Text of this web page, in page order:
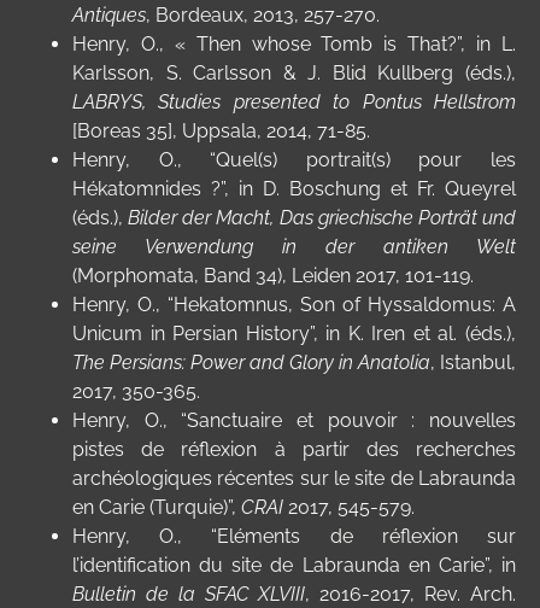
Antiques, Bordeaux, 2013, 257-270.
Henry, O., « Then whose Tomb is That?”, in L.
Karlsson, S. Carlsson & J. Blid Kullberg (éds.),
LABRYS, Studies presented to Pontus Hellstrom
[Boreas 35], Uppsala, 2014, 71-85.
Henry, O., “Quel(s) portrait(s) pour les
Hékatomnides ?”, in D. Boschung et Fr. Queyrel
(éds.),Bilder der Macht, Das griechische Porträt und
seine Verwendung in der antiken Welt
(Morphomata, Band 34), Leiden 2017, 101-119.
Henry, O., “Hekatomnus, Son of Hyssaldomus: A
Unicum in Persian History”, in K. Iren et al. (éds.),
The Persians: Power and Glory in Anatolia, Istanbul,
2017, 350-365.
Henry, O., “Sanctuaire et pouvoir : nouvelles
pistes de réflexion à partir des recherches
archéologiques récentes sur le site de Labraunda
en Carie (Turquie)”, CRAI 2017, 545-579.
Henry, O., “Eléments de réflexion sur
l’identification du site de Labraunda en Carie”, in
Bulletin de la SFAC XLVIII, 2016-2017, Rev. Arch.